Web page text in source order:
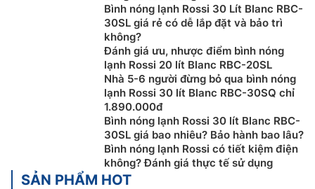
Chọn Bình Nóng Lạnh theo loại máy
Hiện nay trên thị trường, Bình
cơ bản, nó được phân loại theo tính năng làm lạnh,
bao gồm: làm nóng trực tiếp, làm nóng gián tiếp, và
làm nóng bằng năng lượng mặt trời.
Máy nước nóng trực tiếp:
Bình nóng lạnh loại này
làm nóng nhanh, kích thước nhỏ gọn, lắp đặt dễ
dàng, phù hợp cho những nơi có nguồn điện mạnh
Máy nước nóng gián tiếp
Bình nóng lạnh Rossi 30 Lít Blanc RBC-
30SL giá rẻ có dễ lắp đặt và bảo trì
không?
Đánh giá ưu, nhược điểm bình nóng
lạnh Rossi 20 lít Blanc RBC-20SL
Nhà 5-6 người đừng bỏ qua bình nóng
lạnh Rossi 30 lít Blanc RBC-30SQ chỉ
1.890.000đ
Bình nóng lạnh Rossi 30 lít Blanc RBC-
30SL giá bao nhiêu? Bảo hành bao lâu?
Bình nóng lạnh Rossi có tiết kiệm điện
không? Đánh giá thực tế sử dụng
SẢN PHẨM HOT